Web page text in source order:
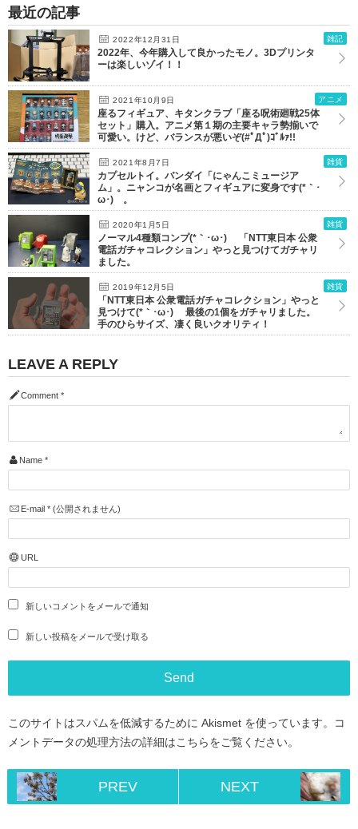
最近の記事
2022年12月31日 雑記
2022年、今年購入して良かったモノ。3Dプリンタ
ーは楽しいゾイ！！
2021年10月9日 アニメ
座るフィギュア、キタンクラブ「座る呪術廻戦25体
セット」購入。アニメ第１期の主要キャラ勢揃いで
可愛い。けど、バランスが悪いぞ(#ﾟДﾟ)ｺﾞﾙｧ!!
2021年8月7日 雑貨
カプセルトイ。バンダイ「にゃんこミュージア
ム」。ニャンコが名画とフィギュアに変身です(*｀･
ω･)ゞ。
2020年1月5日 雑貨
ノーマル4種類コンプ(*｀･ω･)ゞ 「NTT東日本 公衆
電話ガチャコレクション」やっと見つけてガチャリ
ました。
2019年12月5日 雑貨
「NTT東日本 公衆電話ガチャコレクション」やっと
見つけて(*｀･ω･)ゞ 最後の1個をガチャリました。
手のひらサイズ、凄く良いクオリティ！
LEAVE A REPLY
Comment *
Name *
E-mail *(公開されません)
URL
新しいコメントをメールで通知
新しい投稿をメールで受け取る
このサイトはスパムを低減するために Akismet を使っています。
コ
メントデータの処理方法の詳細はこちらをご覧ください。
PREV NEXT